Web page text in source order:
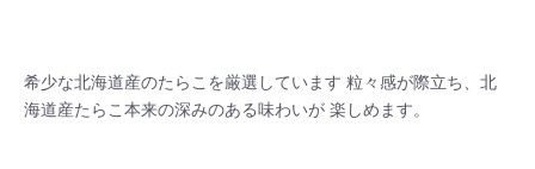
希少な北海道産のたらこを厳選しています 粒々感が際立ち、北
海道産たらこ本来の深みのある味わいが 楽しめます。